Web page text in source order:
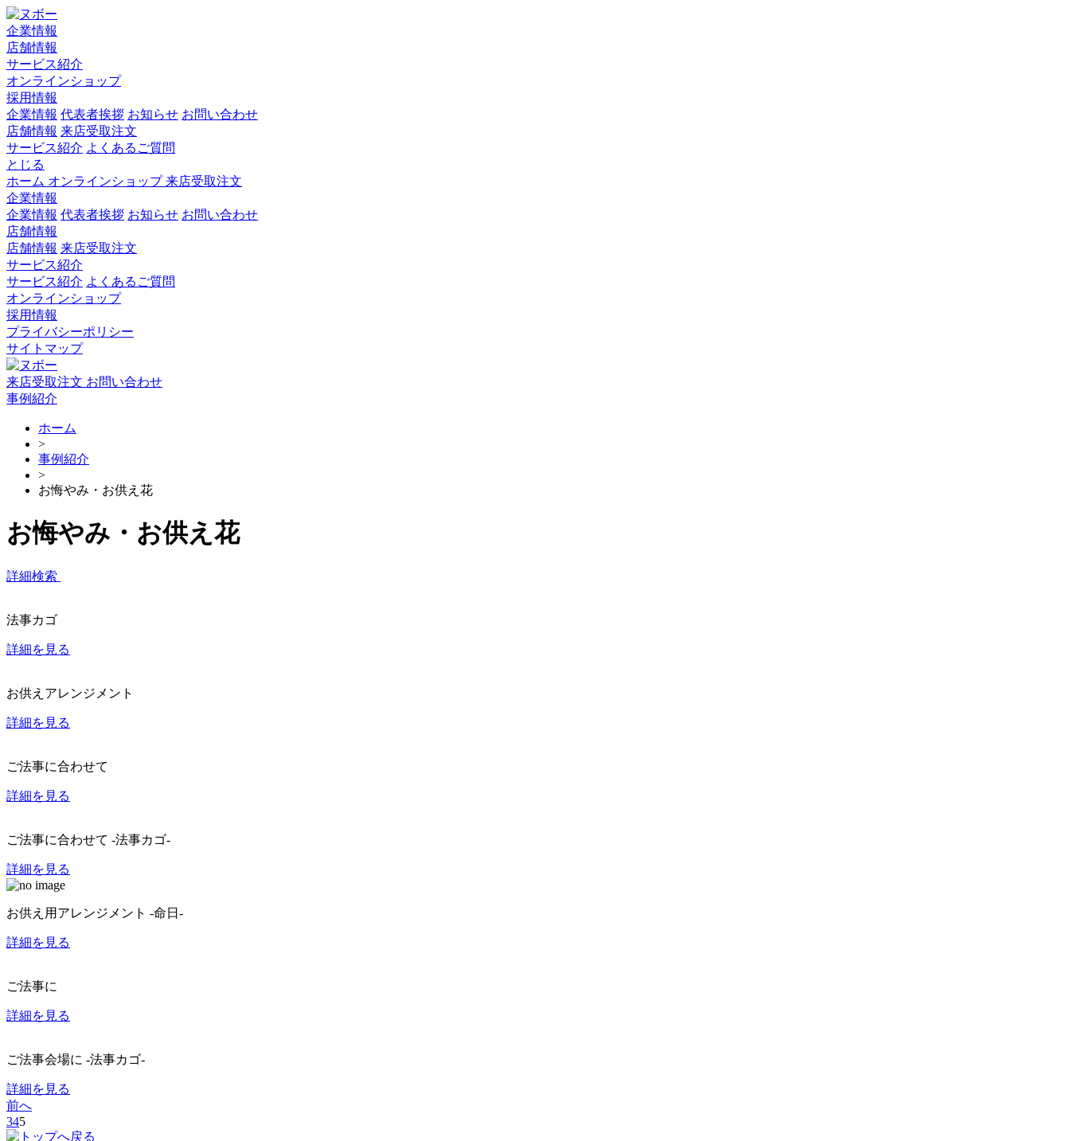
企業情報
店舗情報
サービス紹介
オンラインショップ
採用情報
企業情報 代表者挨拶 お知らせ お問い合わせ
店舗情報 来店受取注文
サービス紹介 よくあるご質問
とじる
ホーム オンラインショップ来店受取注文
企業情報
企業情報 代表者挨拶 お知らせ お問い合わせ
店舗情報
店舗情報 来店受取注文
サービス紹介
サービス紹介 よくあるご質問
オンラインショップ
採用情報
プライバシーポリシー
サイトマップ
来店受取注文 お問い合わせ
事例紹介
ホーム
>
事例紹介
>
お悔やみ・お供え花
お悔やみ・お供え花
詳細検索
法事カゴ
詳細を見る
お供えアレンジメント
詳細を見る
ご法事に合わせて
詳細を見る
ご法事に合わせて -法事カゴ-
詳細を見る
お供え用アレンジメント -命日-
詳細を見る
ご法事に
詳細を見る
ご法事会場に -法事カゴ-
詳細を見る
前へ
345